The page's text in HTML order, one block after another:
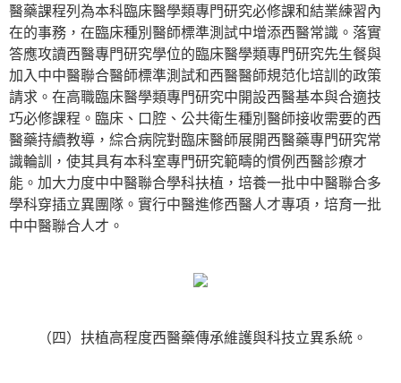
醫藥課程列為本科臨床醫學類專門研究必修課和結業練習內
在的事務，在臨床種別醫師標準測試中增添西醫常識。落實
答應攻讀西醫專門研究學位的臨床醫學類專門研究先生餐與
加入中中醫聯合醫師標準測試和西醫醫師規范化培訓的政策
請求。在高職臨床醫學類專門研究中開設西醫基本與合適技
巧必修課程。臨床、口腔、公共衛生種別醫師接收需要的西
醫藥持續教導，綜合病院對臨床醫師展開西醫藥專門研究常
識輪訓，使其具有本科室專門研究範疇的慣例西醫診療才
能。加大力度中中醫聯合學科扶植，培養一批中中醫聯合多
學科穿插立異團隊。實行中醫進修西醫人才專項，培育一批
中中醫聯合人才。
（四）扶植高程度西醫藥傳承維護與科技立異系統。